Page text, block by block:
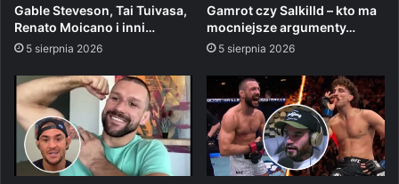
Gable Steveson, Tai Tuivasa,
Renato Moicano i inni…
5 sierpnia 2026
Gamrot czy Salkilld – kto ma
mocniejsze argumenty…
5 sierpnia 2026